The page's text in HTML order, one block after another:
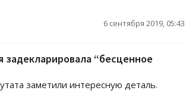
6 сентября 2019, 05:43
задекларировала “бесценное
заметили интересную деталь.